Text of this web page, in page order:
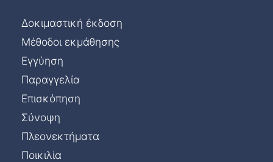
Δοκιμαστική έκδοση
Μέθοδοι εκμάθησης
Εγγύηση
Παραγγελία
Επισκόπηση
Σύνοψη
Πλεονεκτήματα
Ποικιλία